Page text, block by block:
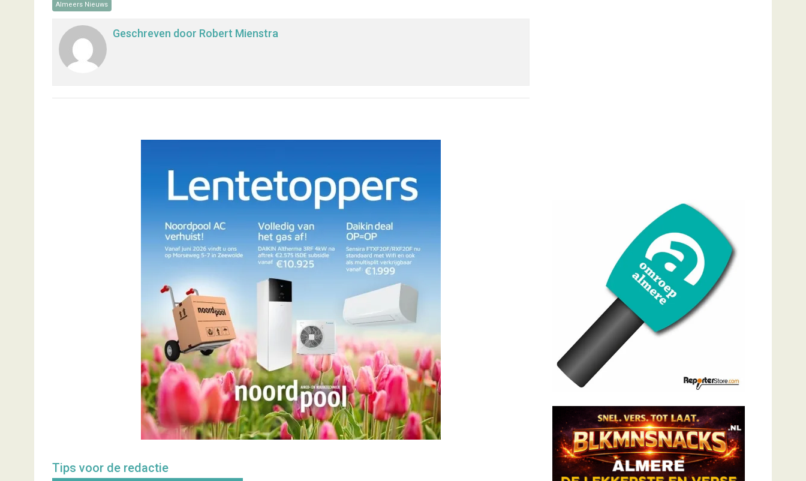
Almeers Nieuws
Geschreven door Robert Mienstra
Tips voor de redactie